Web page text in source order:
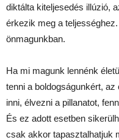
diktálta kiteljesedés illúzió,
érkezik meg a
önmagunkban.
Ha mi magunk lennénk
tenni a boldogságunkért,
inni, élvezni a pillanatot,
És ez adott esetben
csak akkor tapasztalhatjuk